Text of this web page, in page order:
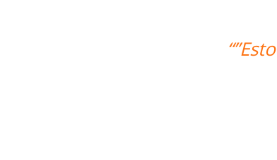
muito das aulas, deveria